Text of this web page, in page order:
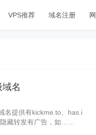
VPS推荐 域名注册
名
名提供有kickme.to、has.i
藏转发有广告，如……